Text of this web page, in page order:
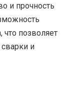
и прочность
что позволяет
и